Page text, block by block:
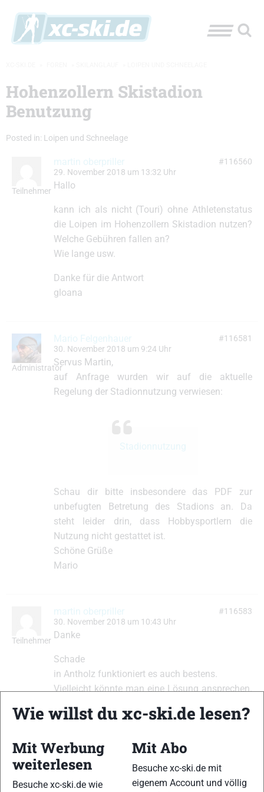
Hohenzollern Skistadion
Benutzung
Posted in: Loipen und Schneelage
Teilnehmer
martin oberpriller
29. November 2018 um 13:32 Uhr
#116560
Hallo
kann ich als nicht (Touri) ohne Athletenstatus
die Loipen im Hohenzollern Skistadion nutzen?
Welche Gebühren fallen an?
Wie lange usw.
Danke für die Antwort
gloana
Administrator
Mario Felgenhauer
30. November 2018 um 9:24 Uhr
#116581
Servus Martin,
auf Anfrage wurden wir auf die aktuelle
Regelung der Stadionnutzung verwiesen:
Schau dir bitte insbesondere das PDF zur
unbefugten Betretung des Stadions an. Da
steht leider drin, dass Hobbysportlern die
Nutzung nicht gestattet ist.
Schöne Grüße
Mario
Teilnehmer
martin oberpriller
30. November 2018 um 10:43 Uhr
#116583
Danke
Schade
in Antholz funktioniert es auch bestens.
Vielleicht könnte man eine Lösung ansprechen.
Wäre echt schön.
Viel Schnee
gloana
Wie willst du xc-ski.de lesen?
Mit Werbung
weiterlesen
Besuche xc-ski.de wie
Mit Abo
Besuche xc-ski.de mit
eigenem Account und völlig